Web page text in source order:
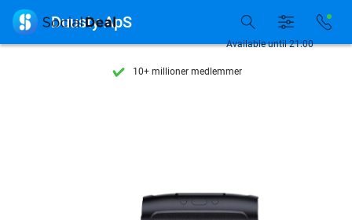
Tilgængelig 7 dage om ugen
10+ millioner medlemmer
Available until 21:00
 Duusty ApS